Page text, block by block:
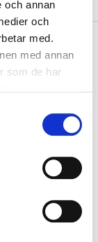
och annan
och
med.
med annan
som de har